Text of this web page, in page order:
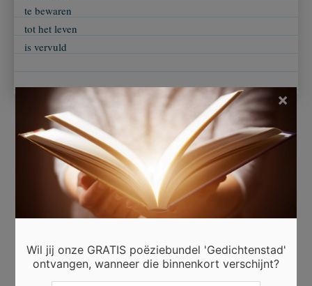
te bewaren
tot het leven
is vervuld
Beoordeel dit gedicht
Tags
Wil jij onze GRATIS poëziebundel 'Gedichtenstad'
ontvangen, wanneer die binnenkort verschijnt?
×